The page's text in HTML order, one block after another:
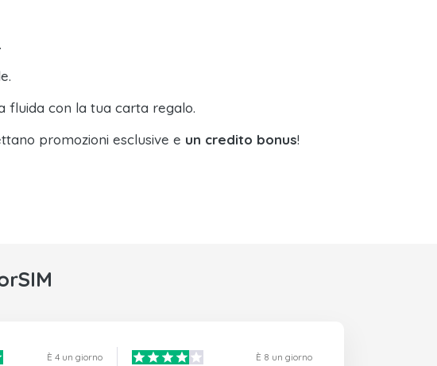
.
fluida con la tua carta regalo.
promozioni esclusive e un credito bonus!
È 4 un giorno È 8 un giorno